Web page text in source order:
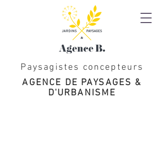
Paysagistes concepteurs
AGENCE DE PAYSAGES &
D'URBANISME